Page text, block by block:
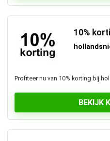
10%
Profiteer nu van 10% korting bij
BEKIJK